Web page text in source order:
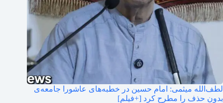
لطف‌الله میثمی: امام حسین در خطبه‌های عاشورا جامعه‌ی
بدون حذف را مطرح کرد [+فیلم]